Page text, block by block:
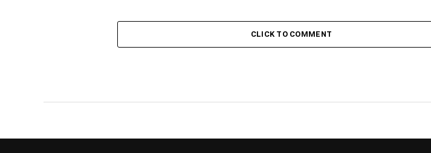
CLICK TO COMMENT